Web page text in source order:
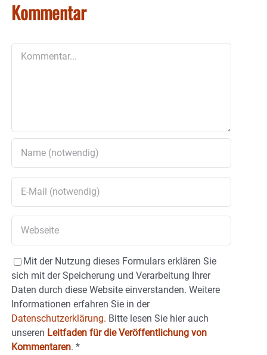
Kommentar
Mit der Nutzung dieses Formulars erklären Sie
sich mit der Speicherung und Verarbeitung Ihrer
Daten durch diese Website einverstanden. Weitere
Informationen erfahren Sie in der
Datenschutzerklärung. Bitte lesen Sie hier auch
unseren Leitfaden für die Veröffentlichung von
Kommentaren. *